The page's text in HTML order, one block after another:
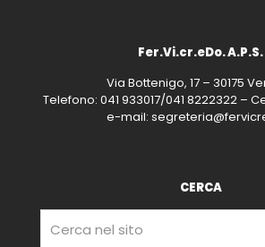
Fer.Vi.cr.eDo. A.P.S.
Via Bottenigo, 17 – 30175
Telefono: 041 933017/041 8222322 –
e-mail:
CERCA